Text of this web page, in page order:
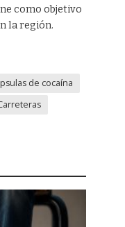
como objetivo
la región.
de cocaína